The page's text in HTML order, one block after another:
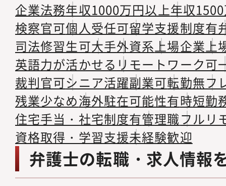
企業法務年収1000万円以上年収
検察官可個人受任可留学支援制度有
司法修習生可大手外資系上場企業上
英語力が活かせる リモートワーク可
裁判官可シニア活躍副業可転勤無フ
残業少なめ海外駐在可能性有時短勤
住宅手当・社宅制度有管理職フルリ
資格取得・学習支援未経験歓迎
弁護士の転職・求人情報